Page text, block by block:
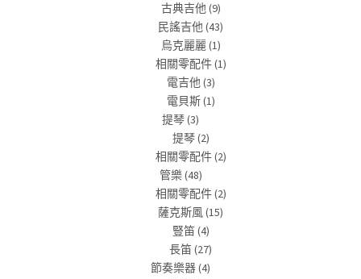
古典吉他(9)
民謠吉他(43)
烏克麗麗 (1)
相關零配件(1)
電吉他(3)
電貝斯(1)
提琴(3)
提琴(2)
相關零配件(2)
管樂(48)
相關零配件(2)
薩克斯風(15)
豎笛 (4)
長笛 (27)
節奏樂器(4)